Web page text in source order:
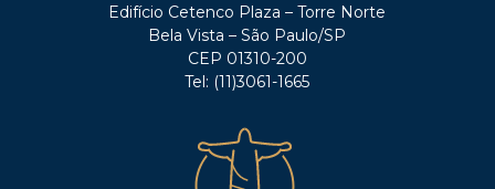
Edifício Cetenco Plaza – Torre Norte
Bela Vista – São Paulo/SP
CEP 01310-200
Tel: (11)3061-1665